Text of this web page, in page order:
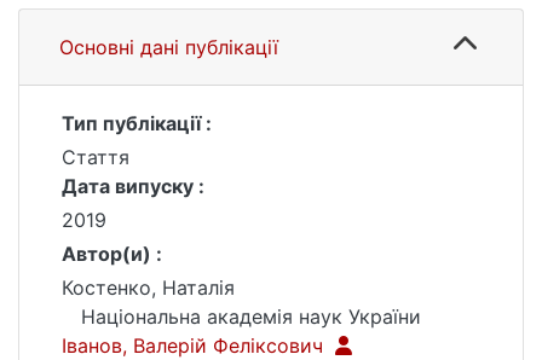
Основні дані публікації
Тип публікації :
Стаття
Дата випуску :
2019
Автор(и) :
Костенко, Наталія
Національна академія наук України
Іванов, Валерій Феліксович